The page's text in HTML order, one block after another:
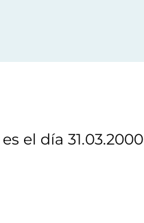
el día 31.03.2000